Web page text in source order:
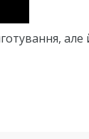
але